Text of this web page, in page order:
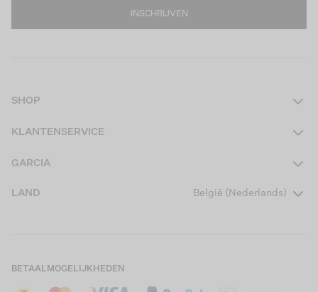
INSCHRIJVEN
SHOP
Boys Teens
KLANTENSERVICE
GARCIA
Careers
LAND België (Nederlands)
BETAALMOGELIJKHEDEN